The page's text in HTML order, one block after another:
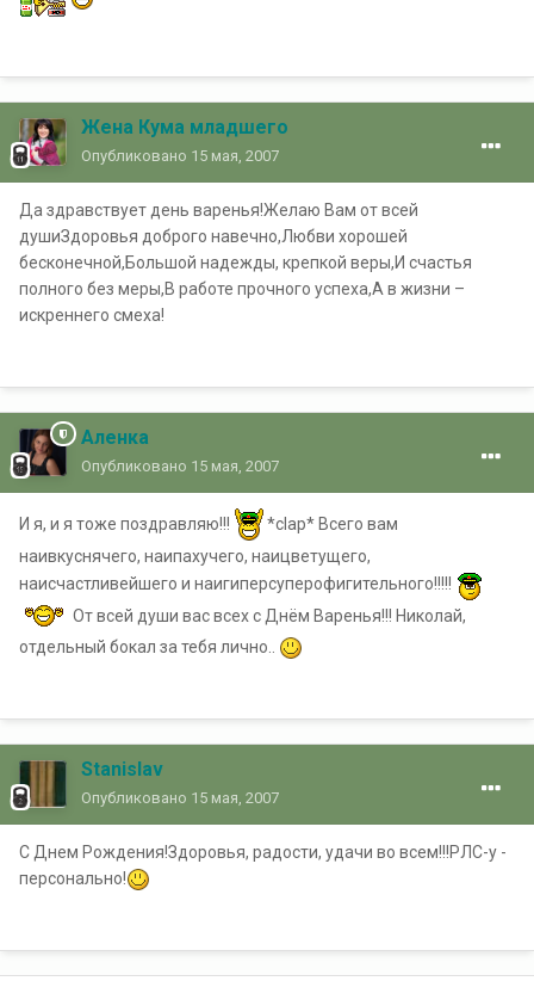
Жена Кума младшего
Опубликовано 15 мая, 2007
Да здравствует день варенья!Желаю Вам от всей
душиЗдоровья доброго навечно,Любви хорошей
бесконечной,Большой надежды, крепкой веры,И счастья
полного без меры,В работе прочного успеха,А в жизни –
искреннего смеха!
Аленка
Опубликовано 15 мая, 2007
И я, и я тоже поздравляю!!!
*clap* Всего вам
наивкуснячего, наипахучего, наицветущего,
наисчастливейшего и наигиперсуперофигительного!!!!!
От всей души вас всех с Днём Варенья!!! Николай,
отдельный бокал за тебя лично..
Stanislav
Опубликовано 15 мая, 2007
С Днем Рождения!Здоровья, радости, удачи во всем!!!РЛС-у -
персонально!